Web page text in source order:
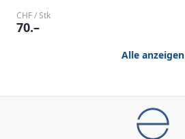
CHF / Stk
70.–
Alle anzeigen